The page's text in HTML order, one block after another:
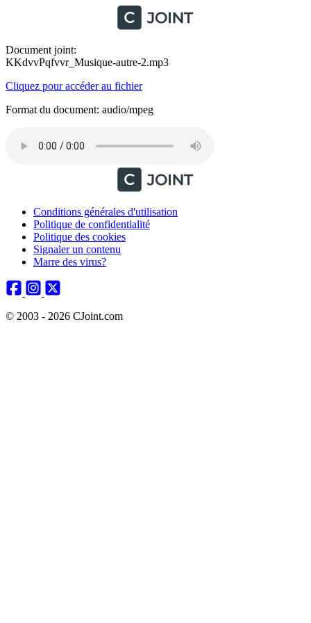
Document joint:
KKdvvPqfvvr_Musique-autre-2.mp3
Cliquez pour accéder au fichier
Format du document: audio/mpeg
Conditions générales d'utilisation
Politique de confidentialité
Politique des cookies
Signaler un contenu
Marre des virus?
© 2003 - 2026 CJoint.com